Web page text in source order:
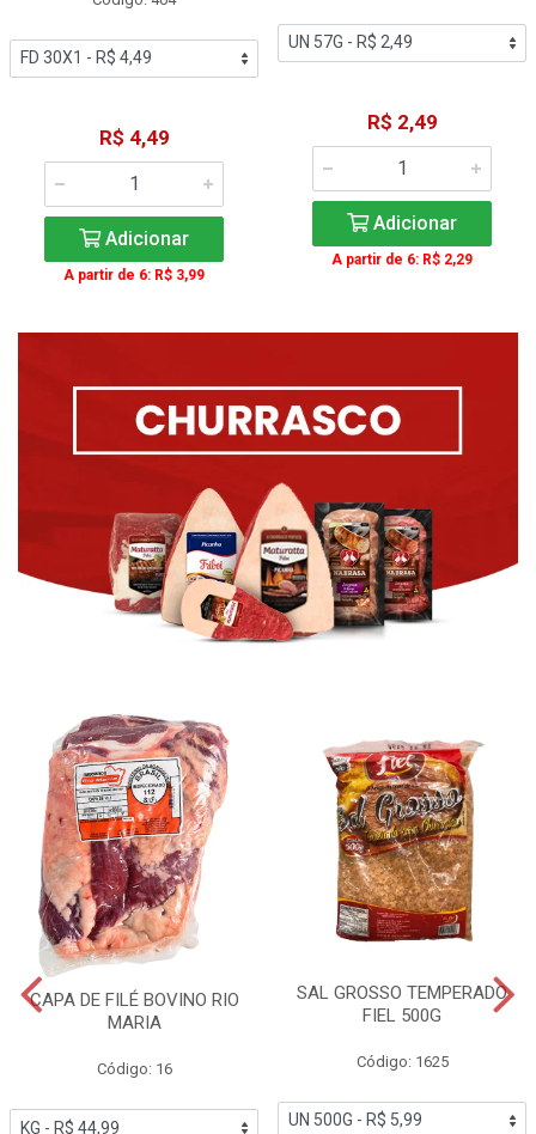
R$ 4,49
Adicionar
A partir de 6: R$ 3,99
R$ 2,49
Adicionar
A partir de 6: R$ 2,29
CAPA DE FILÉ BOVINO RIO
MARIA
Código: 16
SAL GROSSO TEMPERADO
FIEL 500G
Código: 1625